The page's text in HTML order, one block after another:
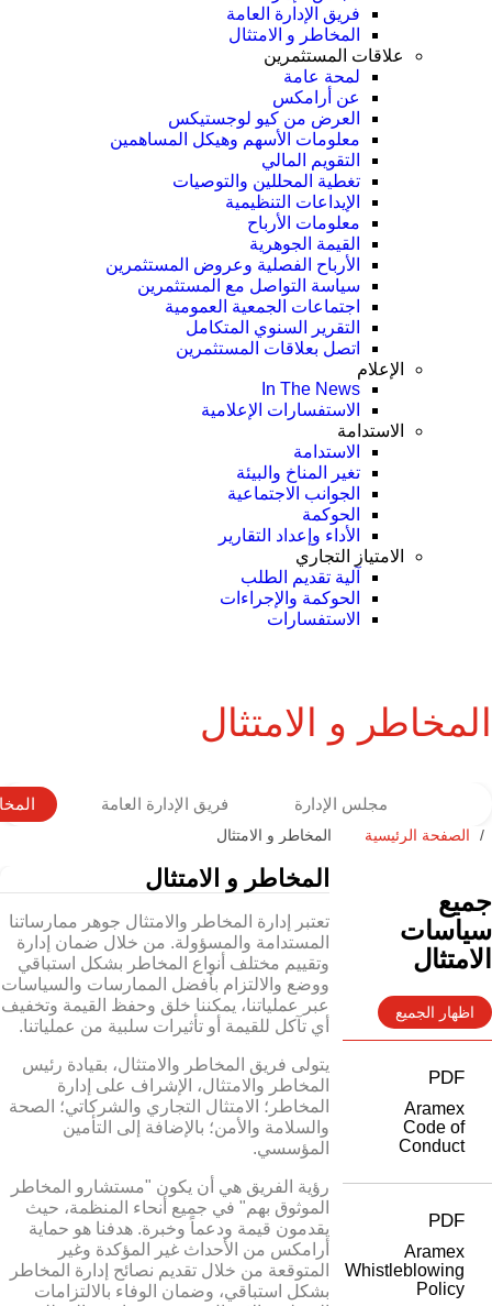
فريق الإدارة العامة
المخاطر و الامتثال
علاقات المستثمرين
لمحة عامة
عن أرامكس
العرض من كيو لوجستيكس
معلومات الأسهم وهيكل المساهمين
التقويم المالي
تغطية المحللين والتوصيات
الإيداعات التنظيمية
معلومات الأرباح
القيمة الجوهرية
الأرباح الفصلية وعروض المستثمرين
سياسة التواصل مع المستثمرين
اجتماعات الجمعية العمومیة
التقرير السنوي المتكامل
اتصل بعلاقات المستثمرين
الإعلام
In The News
الاستفسارات الإعلامية
الاستدامة
الاستدامة
تغير المناخ والبيئة
الجوانب الاجتماعية
الحوكمة
الأداء وإعداد التقارير
الامتياز التجاري
آلية تقديم الطلب
الحوكمة والإجراءات
الاستفسارات
المخاطر و الامتثال
مجلس الإدارة فريق الإدارة العامة
الصفحة الرئيسية المخاطر و الامتثال
المخاطر و الامتثال
تعتبر إدارة المخاطر والامتثال جوهر ممارساتنا
المستدامة والمسؤولة. من خلال ضمان إدارة
وتقييم مختلف أنواع المخاطر بشكل استباقي
ووضع والالتزام بأفضل الممارسات والسياسات
عبر عملياتنا، يمكننا خلق وحفظ القيمة وتخفيف
أي تآكل للقيمة أو تأثيرات سلبية من عملياتنا.
يتولى فريق المخاطر والامتثال، بقيادة رئيس
المخاطر والامتثال، الإشراف على إدارة
المخاطر؛ الامتثال التجاري والشركاتي؛ الصحة
والسلامة والأمن؛ بالإضافة إلى التأمين
المؤسسي.
رؤية الفريق هي أن يكون "مستشارو المخاطر
الموثوق بهم" في جميع أنحاء المنظمة، حيث
يقدمون قيمة ودعماً وخبرة. هدفنا هو حماية
أرامكس من الأحداث غير المؤكدة وغير
المتوقعة من خلال تقديم نصائح إدارة المخاطر
بشكل استباقي، وضمان الوفاء بالالتزامات
جميع
سياسات
الامتثال
اظهار الجميع
PDF
Aramex
Code of
Conduct
PDF
Aramex
Whistleblowing
Policy